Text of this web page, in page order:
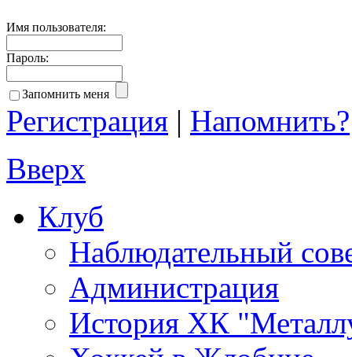
Имя пользователя:
Пароль:
Запомнить меня
Регистрация | Напомнить?
Вверх
Клуб
Наблюдательный
Администрация
История ХК